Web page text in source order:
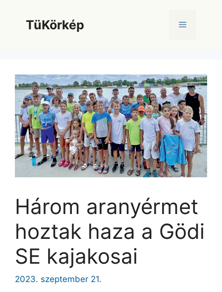
tartalombaTüKörkép Menü
Három aranyérmet
hoztak haza a Gödi
SE kajakosai
2023. szeptember 21.